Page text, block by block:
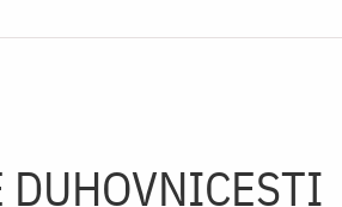
DUHOVNICEȘTI